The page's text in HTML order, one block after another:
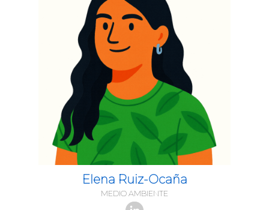
Elena Ruiz-Ocaña
MEDIO AMBIENTE